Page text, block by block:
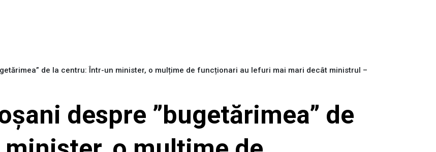
de la centru: Într-un minister, o mulțime de funcționari au lefuri mai mari decât ministrul –
despre ”bugetărimea” de